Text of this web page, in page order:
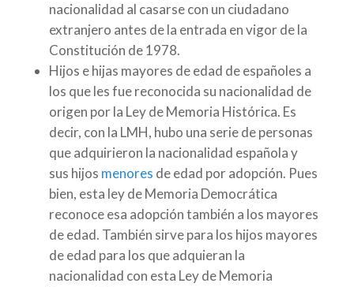
nacionalidad al casarse con un ciudadano
extranjero antes de la entrada en vigor de la
Constitución de 1978.
Hijos e hijas mayores de edad de españoles a
los que les fue reconocida su nacionalidad de
origen por la Ley de Memoria Histórica. Es
decir, con la LMH, hubo una serie de personas
que adquirieron la nacionalidad española y
sus hijos menores de edad por adopción. Pues
bien, esta ley de Memoria Democrática
reconoce esa adopción también a los mayores
de edad. También sirve para los hijos mayores
de edad para los que adquieran la
nacionalidad con esta Ley de Memoria